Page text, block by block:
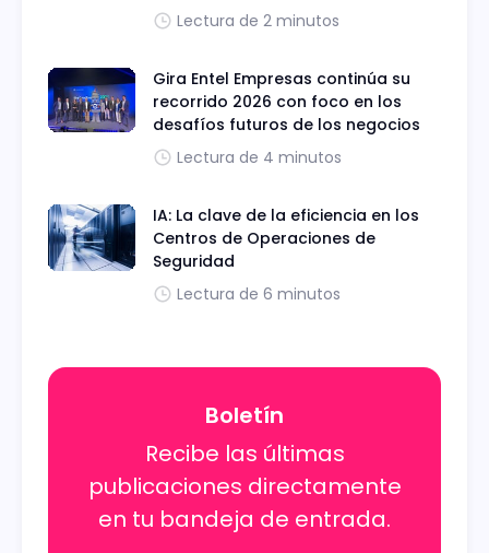
Lectura de 2 minutos
Gira Entel Empresas continúa su
recorrido 2026 con foco en los
desafíos futuros de los negocios
Lectura de 4 minutos
IA: La clave de la eficiencia en los
Centros de Operaciones de
Seguridad
Lectura de 6 minutos
Boletín
Recibe las últimas
publicaciones directamente
en tu bandeja de entrada.